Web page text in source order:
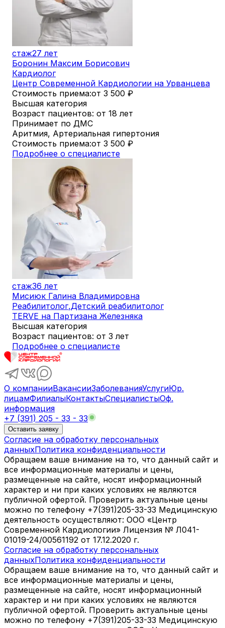
стаж27 лет
Боронин Максим Борисович
Кардиолог
Центр Современной Кардиологии на Урванцева
Стоимость приема:от 3 500 ₽
Высшая категория
Возраст пациентов: от 18 лет
Принимает по ДМС
Аритмия, Артериальная гипертония
Стоимость приема:от 3 500 ₽
Подробнее о специалисте
стаж36 лет
Мисиюк Галина Владимировна
Реабилитолог,Детский реабилитолог
TERVE на Партизана Железняка
Высшая категория
Возраст пациентов: от 3 лет
Подробнее о специалисте
О компанииВакансииЗаболеванияУслугиЮр.
лицамФилиалыКонтактыСпециалистыОф.
информация
+7 (391) 205 - 33 - 33
Оставить заявку
Согласие на обработку персональных
данныхПолитика конфиденциальности
Обращаем ваше внимание на то, что данный сайт и
все информационные материалы и цены,
размещенные на сайте, носят информационный
характер и ни при каких условиях не являются
публичной офертой. Проверить актуальные цены
можно по телефону +7(391)205-33-33 Медицинскую
деятельность осуществляют: ООО «Центр
Современной Кардиологии» Лицензия № Л041-
01019-24/00561192 от 17.12.2020 г.
Согласие на обработку персональных
данныхПолитика конфиденциальности
Обращаем ваше внимание на то, что данный сайт и
все информационные материалы и цены,
размещенные на сайте, носят информационный
характер и ни при каких условиях не являются
публичной офертой. Проверить актуальные цены
можно по телефону +7(391)205-33-33 Медицинскую